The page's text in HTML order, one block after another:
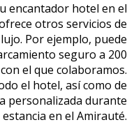
encantador hotel en el
otros servicios de
Por ejemplo, puede
seguro a 200
el que colaboramos.
el hotel, así como de
personalizada durante
en el Amirauté.